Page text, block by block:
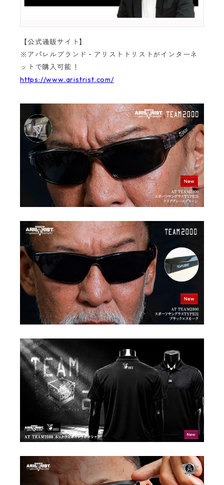
【公式通販サイト】
※アパレルブランド・アリストトリストがインターネ
ットで購入可能！
https://www.aristrist.com/